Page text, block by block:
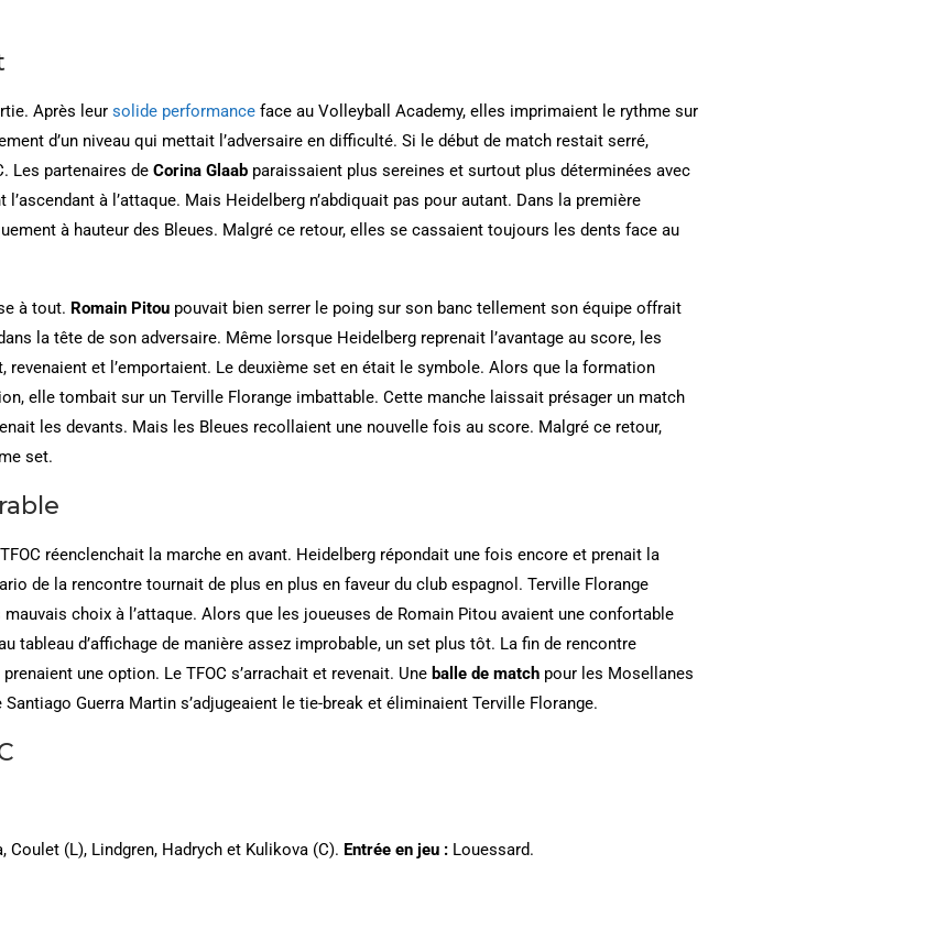
Après leur solide performance face au Volleyball Academy, elles imprimaient le rythme sur
d’un niveau qui mettait l’adversaire en difficulté. Si le début de match restait serré,
Les partenaires de Corina Glaab paraissaient plus sereines et surtout plus déterminées avec
l’ascendant à l’attaque. Mais Heidelberg n’abdiquait pas pour autant. Dans la première
à hauteur des Bleues. Malgré ce retour, elles se cassaient toujours les dents face au
à tout. Romain Pitou pouvait bien serrer le poing sur son banc tellement son équipe offrait
la tête de son adversaire. Même lorsque Heidelberg reprenait l’avantage au score, les
revenaient et l’emportaient. Le deuxième set en était le symbole. Alors que la formation
elle tombait sur un Terville Florange imbattable. Cette manche laissait présager un match
les devants. Mais les Bleues recollaient une nouvelle fois au score. Malgré ce retour,
set.
réenclenchait la marche en avant. Heidelberg répondait une fois encore et prenait la
de la rencontre tournait de plus en plus en faveur du club espagnol. Terville Florange
mauvais choix à l’attaque. Alors que les joueuses de Romain Pitou avaient une confortable
tableau d’affichage de manière assez improbable, un set plus tôt. La fin de rencontre
une option. Le TFOC s’arrachait et revenait. Une balle de match pour les Mosellanes
Guerra Martin s’adjugeaient le tie-break et éliminaient Terville Florange.
Coulet (L), Lindgren, Hadrych et Kulikova (C). Entrée en jeu : Louessard.